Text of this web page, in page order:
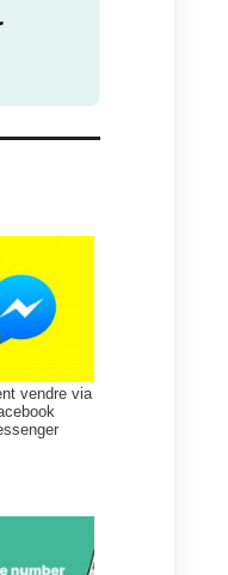
en temps réel
d’une
sans être obligé
de messagerie
devenir
de vente et
vous suggérons